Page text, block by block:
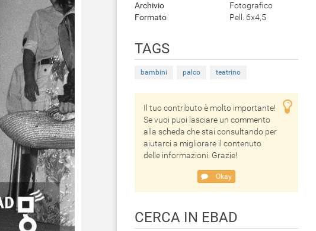
Archivio
Fotografico
Formato
Pell. 6x4,5
TAGS
bambini palco teatrino
Il tuo contributo è molto importante!
Se vuoi puoi lasciare un commento
alla scheda che stai consultando per
aiutarci a migliorare il contenuto
delle informazioni. Grazie!
Okay
CERCA IN EBAD